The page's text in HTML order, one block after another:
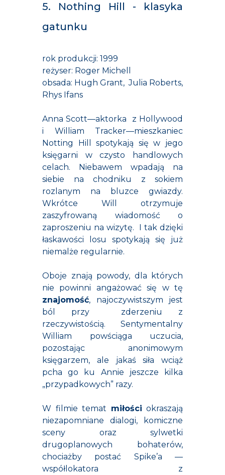
5. Nothing Hill - klasyka
gatunku
rok produkcji: 1999
reżyser: Roger Michell
obsada: Hugh Grant, Julia Roberts,
Rhys Ifans
Anna Scott—aktorka z Hollywood
i William Tracker—mieszkaniec
Notting Hill spotykają się w jego
księgarni w czysto handlowych
celach. Niebawem wpadają na
siebie na chodniku z sokiem
rozlanym na bluzce gwiazdy.
Wkrótce Will otrzymuje
zaszyfrowaną wiadomość o
zaproszeniu na wizytę. I tak dzięki
łaskawości losu spotykają się już
niemalże regularnie.
Oboje znają powody, dla których
nie powinni angażować się w tę
znajomość, najoczywistszym jest
ból przy zderzeniu z
rzeczywistością. Sentymentalny
William powściąga uczucia,
pozostając anonimowym
księgarzem, ale jakaś siła wciąż
pcha go ku Annie jeszcze kilka
„przypadkowych” razy.
W filmie temat miłości okraszają
niezapomniane dialogi, komiczne
sceny oraz sylwetki
drugoplanowych bohaterów,
chociażby postać Spike’a —
współlokatora z